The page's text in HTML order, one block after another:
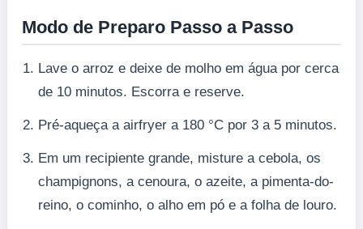
Modo de Preparo Passo a Passo
Lave o arroz e deixe de molho em água por cerca
de 10 minutos. Escorra e reserve.
Pré-aqueça a airfryer a 180 °C por 3 a 5 minutos.
Em um recipiente grande, misture a cebola, os
champignons, a cenoura, o azeite, a pimenta-do-
reino, o cominho, o alho em pó e a folha de louro.